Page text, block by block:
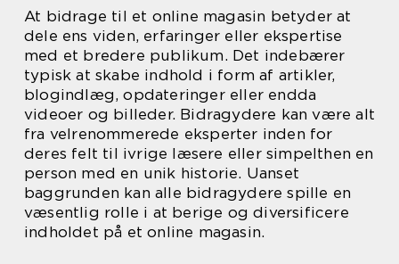
At bidrage til et online magasin betyder at
dele ens viden, erfaringer eller ekspertise
med et bredere publikum. Det indebærer
typisk at skabe indhold i form af artikler,
blogindlæg, opdateringer eller endda
videoer og billeder. Bidragydere kan være alt
fra velrenommerede eksperter inden for
deres felt til ivrige læsere eller simpelthen en
person med en unik historie. Uanset
baggrunden kan alle bidragydere spille en
væsentlig rolle i at berige og diversificere
indholdet på et online magasin.